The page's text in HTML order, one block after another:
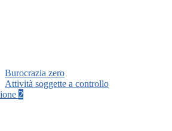
Burocrazia zero
Attività soggette a controllo
2